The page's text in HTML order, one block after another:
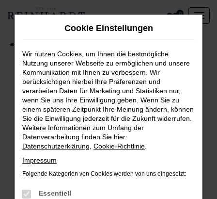
Zum
0
Fehler: Network Error
Beim Laden ist ein Fehler aufgetreten.
Hier sind ein paar Tipps, die dir helfen können:
Überprüfe deine Firewall und deine
Internetverbindung.
Laden andere Webseiten, zum Beispiel deine
Manche Erweiterungen, wie Werbeblocker,
können das Laden bestimmter Seiten
Cookie Einstellungen
Wir nutzen Cookies, um Ihnen die bestmögliche
Nutzung unserer Webseite zu ermöglichen und unsere
Kommunikation mit Ihnen zu verbessern. Wir
berücksichtigen hierbei Ihre Präferenzen und
verarbeiten Daten für Marketing und Statistiken nur,
wenn Sie uns Ihre Einwilligung geben. Wenn Sie zu
einem späteren Zeitpunkt Ihre Meinung ändern, können
Sie die Einwilligung jederzeit für die Zukunft widerrufen.
Weitere Informationen zum Umfang der
Datenverarbeitung finden Sie hier:
Datenschutzerklärung Cookie-Richtlinie
Impressum
Folgende Kategorien von Cookies werden von uns eingesetzt:
Essentiell